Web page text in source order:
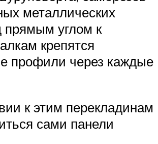
металлических
прямым углом к
крепятся
профили через каждые
к этим перекладинам
сами панели